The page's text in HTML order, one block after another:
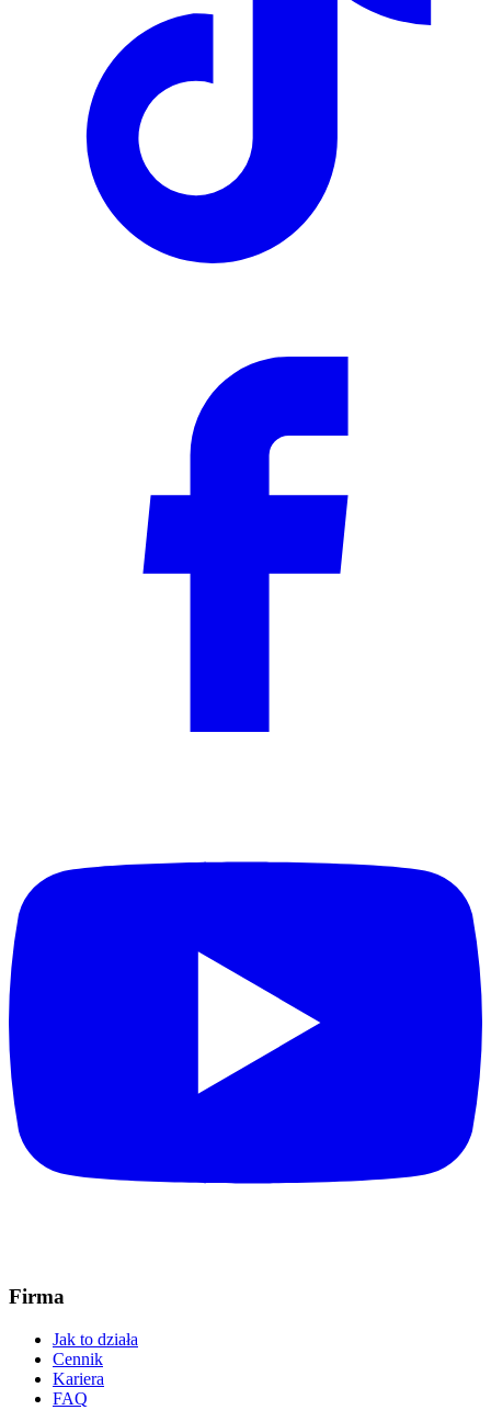
Firma
Jak to działa
Cennik
Kariera
FAQ